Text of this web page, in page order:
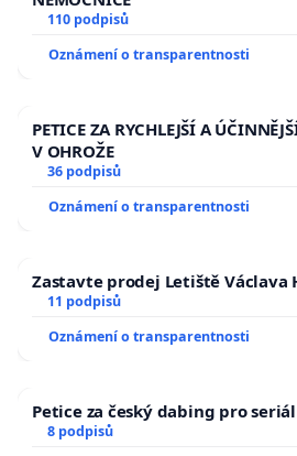
110 podpisů
Oznámení o transparentnosti
PETICE ZA RYCHLEJŠÍ A
V OHROŽE
36 podpisů
Oznámení o transparentnosti
Zastavte prodej Letiště Václava
11 podpisů
Oznámení o transparentnosti
Petice za český dabing pro
8 podpisů